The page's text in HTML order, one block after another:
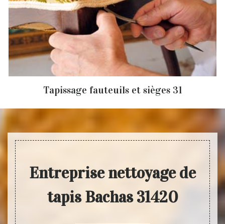
Tapissage fauteuils et sièges 31
Entreprise nettoyage de
tapis Bachas 31420